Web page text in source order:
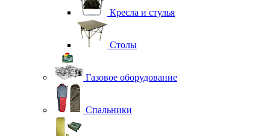
Кресла и стулья
Столы
Газовое оборудование
Спальники